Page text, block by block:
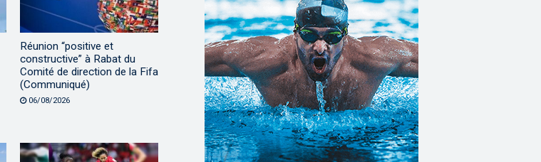
Réunion “positive et
constructive” à Rabat du
Comité de direction de la Fifa
(Communiqué)
06/08/2026